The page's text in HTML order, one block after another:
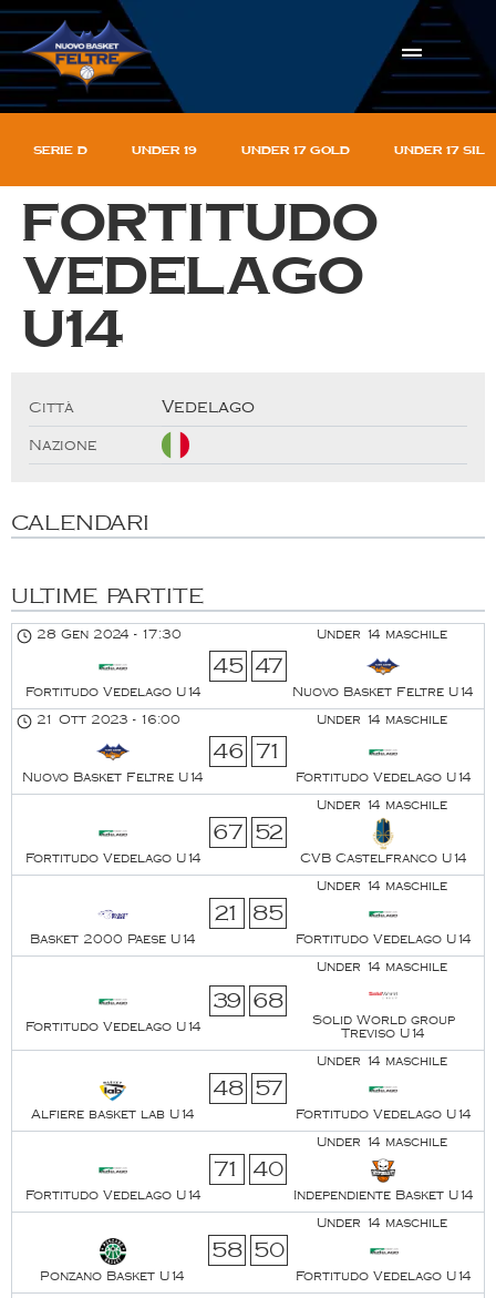
Serie D Under 19 Under 17 gold Under 17
Fortitudo
Vedelago
U14
Città Vedelago
Nazione
CALENDARI
ULTIME PARTITE
Under 14 maschile
28 Gen 2024 - 17:30
Fortitudo Vedelago U14
45 47
Nuovo Basket Feltre U14
Under 14 maschile
21 Ott 2023 - 16:00
Nuovo Basket Feltre U14
46 71
Fortitudo Vedelago U14
Under 14 maschile
Fortitudo Vedelago U14
67 52
CVB Castelfranco U14
Under 14 maschile
Basket 2000 Paese U14
21 85
Fortitudo Vedelago U14
Under 14 maschile
Fortitudo Vedelago U14
39 68
Solid World group
Treviso U14
Under 14 maschile
Alfiere basket lab U14
48 57
Fortitudo Vedelago U14
Under 14 maschile
Fortitudo Vedelago U14
71 40
Independiente Basket U14
Under 14 maschile
Ponzano Basket U14
58 50
Fortitudo Vedelago U14